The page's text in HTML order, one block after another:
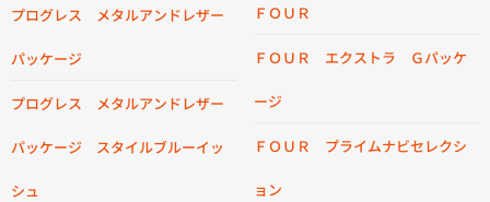
プログレス メタルアンドレザー
パッケージ
プログレス メタルアンドレザー
パッケージ スタイルブルーイッ
シュ
ＦＯＵＲ
ＦＯＵＲ エクストラ Ｇパッケ
ージ
ＦＯＵＲ プライムナビセレクシ
ョン